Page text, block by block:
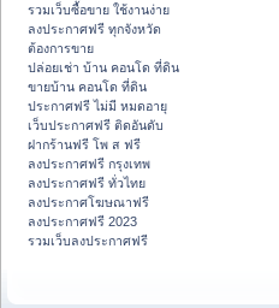
รวมเว็บซื้อขาย ใช้งานง่าย
ลงประกาศฟรี ทุกจังหวัด
ต้องการขาย
ปล่อยเช่า บ้าน คอนโด ที่ดิน
ขายบ้าน คอนโด ที่ดิน
ประกาศฟรี ไม่มี หมดอายุ
เว็บประกาศฟรี ติดอันดับ
ฝากร้านฟรี โพ ส ฟรี
ลงประกาศฟรี กรุงเทพ
ลงประกาศฟรี ทั่วไทย
ลงประกาศโฆษณาฟรี
ลงประกาศฟรี 2023
รวมเว็บลงประกาศฟรี